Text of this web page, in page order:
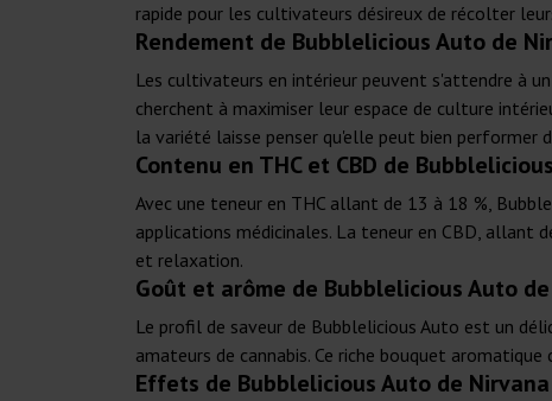
rapide pour les cultivateurs désireux de récolter
Rendement de Bubblelicious Auto de
Les cultivateurs en intérieur peuvent s'attendre à
cherchent à maximiser leur espace de culture
la variété laisse penser qu'elle peut bien performer
Contenu en THC et CBD de
Avec une teneur en THC allant de 13 à 18 %,
applications médicinales. La teneur en CBD, allant
et relaxation.
Goût et arôme de Bubblelicious Auto
Le profil de saveur de Bubblelicious Auto est un
amateurs de cannabis. Ce riche bouquet
Effets de Bubblelicious Auto de Nirvana